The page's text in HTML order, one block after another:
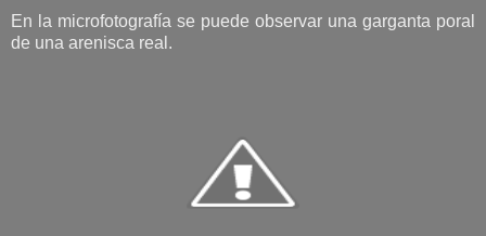
En la microfotografía se puede observar una garganta poral
de una arenisca real.